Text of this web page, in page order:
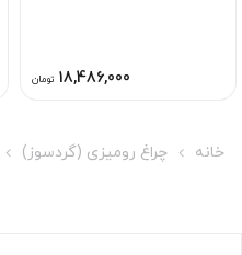
18,486,000 تومان
خانه چراغ رومیزی (گردسوز)